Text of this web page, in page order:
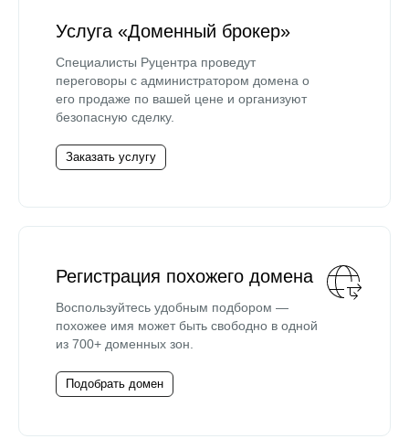
Услуга «Доменный брокер»
Специалисты Руцентра проведут
переговоры с администратором домена о
его продаже по вашей цене и организуют
безопасную сделку.
Заказать услугу
Регистрация похожего домена
Воспользуйтесь удобным подбором —
похожее имя может быть свободно в одной
из 700+ доменных зон.
Подобрать домен